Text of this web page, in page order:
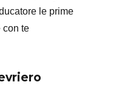
le prime
con te